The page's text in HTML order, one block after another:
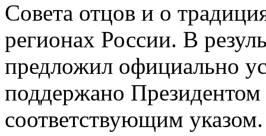
Совета отцов и о
регионах России. В
предложил официально
поддержано
соответствующим указом.